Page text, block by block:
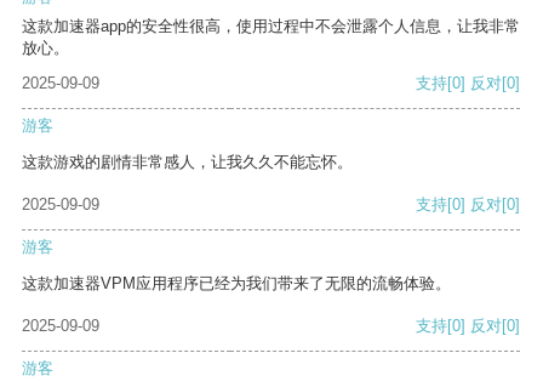
这款加速器app的安全性很高，使用过程中不会泄露个人信息，让我非常
放心。
2025-09-09
支持[0] 反对[0]
游客
这款游戏的剧情非常感人，让我久久不能忘怀。
2025-09-09 支持[0] 反对[0]
游客
这款加速器VPM应用程序已经为我们带来了无限的流畅体验。
2025-09-09 支持[0] 反对[0]
游客